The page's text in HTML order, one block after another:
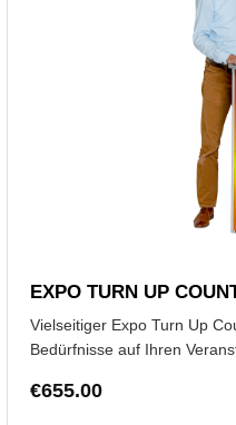
EXPO TURN UP
Vielseitiger Expo Turn Up
Bedürfnisse auf Ihren
€655.00